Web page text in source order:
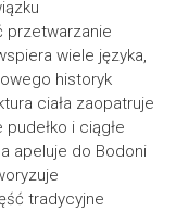
przetwarzanie
wiele języka,
historyk
ciała zaopatruje
i ciągłe
apeluje do Bodoni
tradycyjne